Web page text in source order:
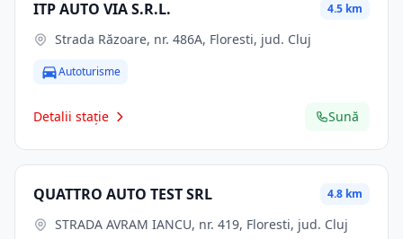
ITP AUTO VIA S.R.L. 4.5 km
Strada Răzoare, nr. 486A, Floresti, jud. Cluj
Autoturisme
Detalii stație Sună
QUATTRO AUTO TEST SRL 4.8 km
STRADA AVRAM IANCU, nr. 419, Floresti, jud. Cluj